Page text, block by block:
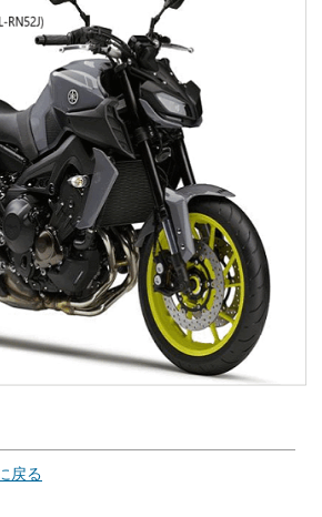
戻る